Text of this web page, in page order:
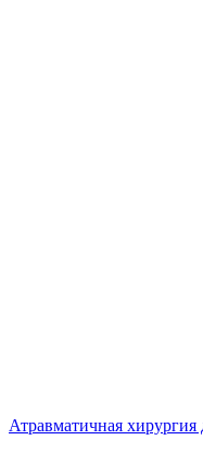
Атравматичная хирургия